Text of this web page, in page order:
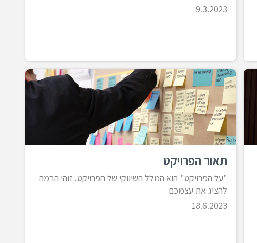
9.3.2023
תאור הפרויקט
"על הפרויקט" הוא המלל השיווקי של הפרויקט. זוהי הבמה
להציג את עצמכם
18.6.2023